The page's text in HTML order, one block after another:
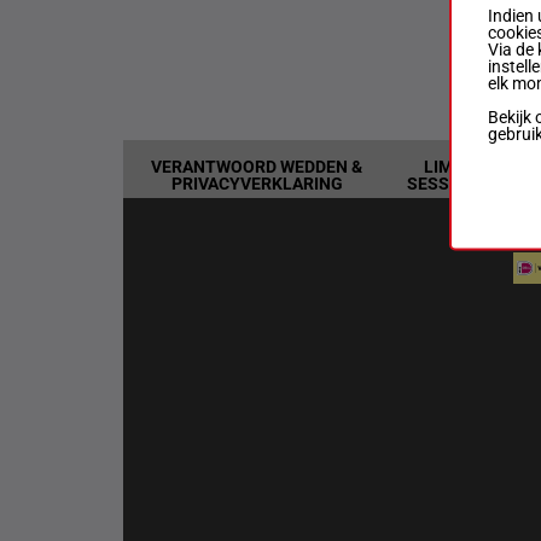
070
VERANTWOORD WEDDEN &
PRIVACYVERKLARING
LIMIETEN &
SESSIEDETAILS
Indien
Via de
elk
Bekijk